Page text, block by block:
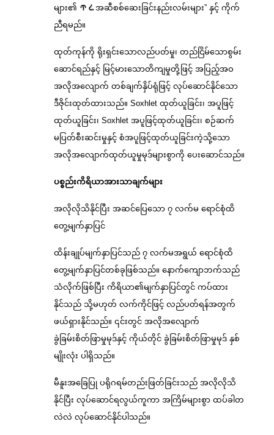
များ၏ ጥሬအဆီစစ်ဆေးခြင်းနည်းလမ်းများ” နှင့် ကိုက်
ညီရမည်။
ထုတ်ကုန်ကို ရိုးရှင်းသောလည်ပတ်မှု၊ တည်ငြိမ်သောစွမ်း
ဆောင်ရည်နှင့် မြင့်မားသောတိကျမှုတို့ဖြင့် အပြည့်အဝ
အလိုအလျောက် တစ်ချက်နှိပ်ရုံဖြင့် လုပ်ဆောင်နိုင်သော
ဒီဇိုင်းထုတ်ထားသည်။ Soxhlet ထုတ်ယူခြင်း၊ အပူဖြင့်
ထုတ်ယူခြင်း၊ Soxhlet အပူဖြင့်ထုတ်ယူခြင်း၊ စဉ်ဆက်
မပြတ်စီးဆင်းမှုနှင့် စံအပူဖြင့်ထုတ်ယူခြင်းကဲ့သို့သော
အလိုအလျောက်ထုတ်ယူမှုမုဒ်များစွာကို ပေးဆောင်သည်။
ပစ္စည်းကိရိယာအားသာချက်များ
အလိုလိုသိနိုင်ပြီး အဆင်ပြေသော ၇ လက်မ ရောင်စုံထိ
တွေ့မျက်နှာပြင်
ထိန်းချုပ်မျက်နှာပြင်သည် ၇ လက်မအရွယ် ရောင်စုံထိ
တွေ့မျက်နှာပြင်တစ်ခုဖြစ်သည်။ နောက်ကျောဘက်သည်
သံလိုက်ဖြစ်ပြီး ကိရိယာ၏မျက်နှာပြင်တွင် ကပ်ထား
နိုင်သည် သို့မဟုတ် လက်ကိုင်ဖြင့် လည်ပတ်ရန်အတွက်
ဖယ်ရှားနိုင်သည်။ ၎င်းတွင် အလိုအလျောက်
ခွဲခြမ်းစိတ်ဖြာမှုမုဒ်နှင့် ကိုယ်တိုင် ခွဲခြမ်းစိတ်ဖြာမှုမုဒ် နှစ်
မျိုးလုံး ပါရှိသည်။
မီနူးအခြေပြု ပရိုဂရမ်တည်းဖြတ်ခြင်းသည် အလိုလိုသိ
နိုင်ပြီး လုပ်ဆောင်ရလွယ်ကူကာ အကြိမ်များစွာ ထပ်ခါတ
လဲလဲ လုပ်ဆောင်နိုင်ပါသည်။